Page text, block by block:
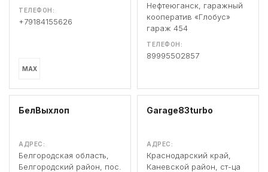
ТЕЛЕФОН:
+79184155626
MAX
Нефтеюганск, гаражный
кооператив «Глобус»
гараж 454
ТЕЛЕФОН:
89995502857
БелВыхлоп
АДРЕС:
Белгородская область,
Белгородский район, пос.
Garage83turbo
АДРЕС:
Краснодарский край,
Каневской район, ст-ца